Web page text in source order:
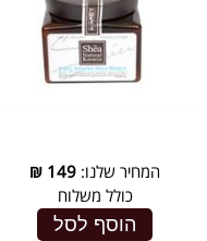
המחיר שלנו: 149
₪
כולל משלוח
הוסף לסל